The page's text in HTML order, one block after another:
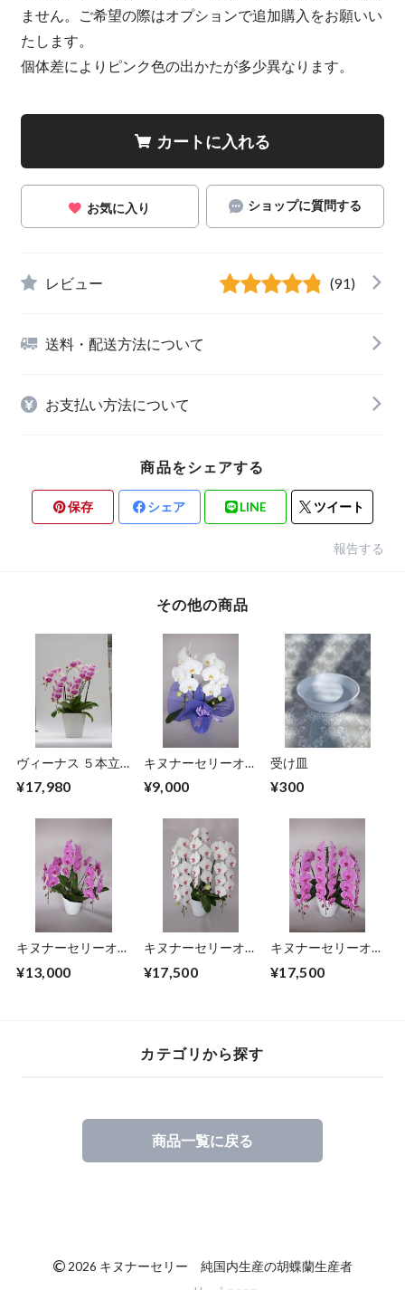
ません。ご希望の際はオプションで追加購入をお願いい
たします。
個体差によりピンク色の出かたが多少異なります。
カートに入れる
お気に入り ショップに質問する
レビュー (91)
送料・配送方法について
お支払い方法について
商品をシェアする
保存 シェア LINE ツイート
報告する
その他の商品
ヴィーナス ５本立
ち ４５輪～
¥17,980
キヌナーセリーオリ
ジナル品種 大輪
白 ２本立ち ２０
¥9,000
受け皿
¥300
キヌナーセリーオリ
濃ピンク ３本立
¥13,000
キヌナーセリーオリ
白赤 ３本立ち ４
¥17,500
キヌナーセリーオリ
濃ピンク ３本立
¥17,500
カテゴリから探す
商品一覧に戻る
© 2026 キヌナーセリー 純国内生産の胡蝶蘭生産者